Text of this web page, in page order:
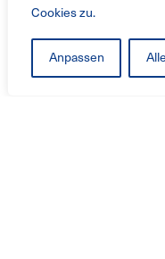
Cookies zu.
Anpassen